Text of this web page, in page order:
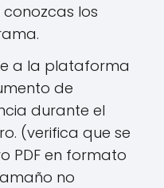
los
a la plataforma
de
durante el
(verifica que se
PDF en formato
no